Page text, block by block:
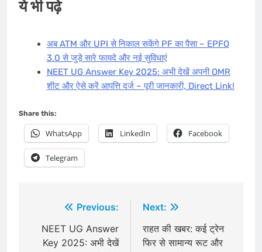
ये भी पढ़े
अब ATM और UPI से निकाल सकेंगे PF का पैसा – EPFO
3.0 से जुड़े सारे फायदे और नई सुविधाएं
NEET UG Answer Key 2025: अभी देखें अपनी OMR
शीट और ऐसे करें आपत्ति दर्ज – पूरी जानकारी, Direct Link!
Share this:
WhatsApp LinkedIn Facebook
Telegram
navigation
Previous:
NEET UG Answer
Key 2025: अभी देखें
Next:
राहत की खबर: कई ट्रेन
फिर से सामान्य रूट और